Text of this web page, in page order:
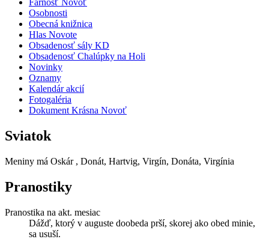
Farnosť Novoť
Osobnosti
Obecná knižnica
Hlas Novote
Obsadenosť sály KD
Obsadenosť Chalúpky na Holi
Novinky
Oznamy
Kalendár akcií
Fotogaléria
Dokument Krásna Novoť
Sviatok
Meniny má Oskár , Donát, Hartvig, Virgín, Donáta, Virgínia
Pranostiky
Pranostika na akt. mesiac
Dážď, ktorý v auguste doobeda prší, skorej ako obed minie,
sa usuší.